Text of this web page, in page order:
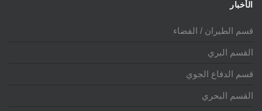
الأخبار
قسم الطيران / الفضاء
القسم البري
قسم الدفاع الجوي
القسم البحري